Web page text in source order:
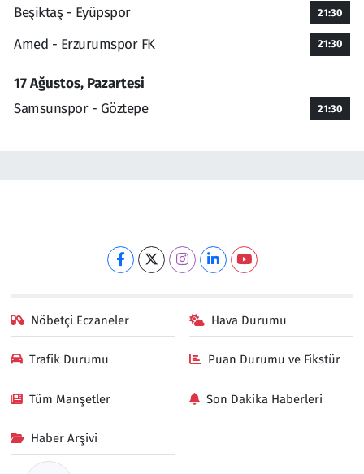
Beşiktaş - Eyüpspor 21:30
Amed - Erzurumspor FK 21:30
17 Ağustos, Pazartesi
Samsunspor - Göztepe
21:30
Nöbetçi Eczaneler Hava Durumu
Trafik Durumu Puan Durumu ve Fikstür
Tüm Manşetler Son Dakika Haberleri
Haber Arşivi